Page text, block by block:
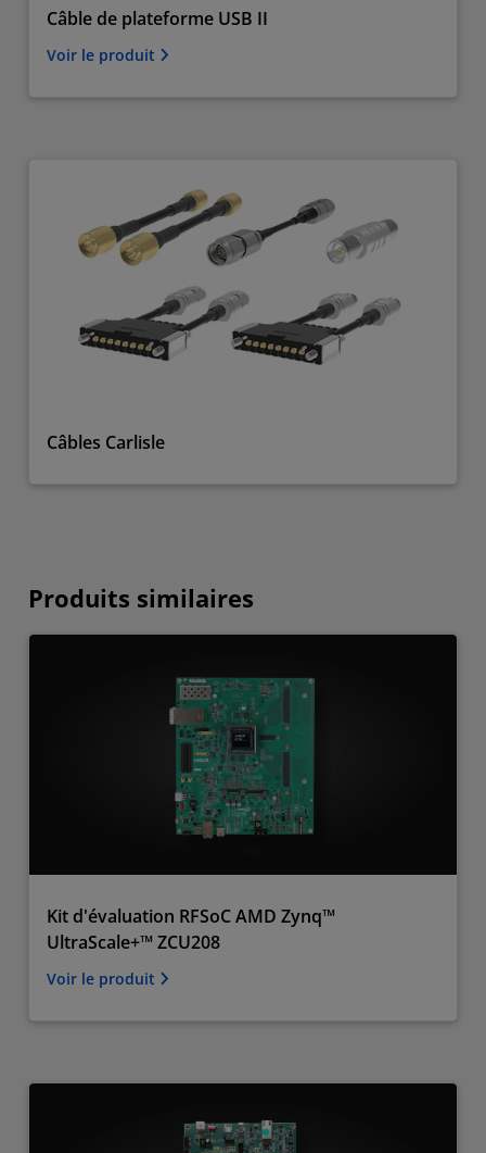
Câble de plateforme USB II
Voir le produit
Câbles Carlisle
Produits similaires
Kit d'évaluation RFSoC AMD Zynq™
UltraScale+™ ZCU208
Voir le produit